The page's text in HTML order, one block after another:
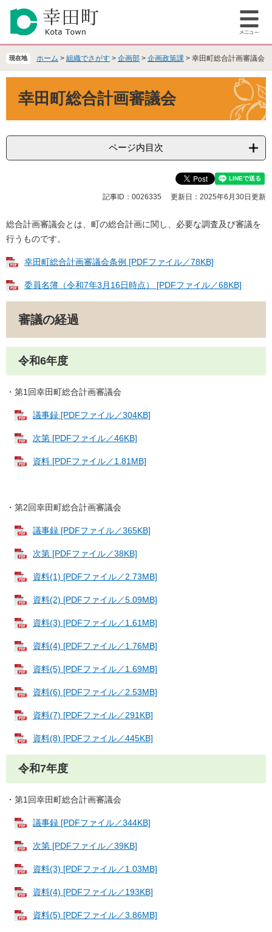
の
頭
ー
飛
本
文
メ
ー
現在地 ホーム > 組織でさがす > 企画部 > 企画政策課 > 幸田町総合計画審議会
幸田町総合計画審議会
ページ内目次
記事ID：0026335 更新日：2025年6月30日更新
総合計画審議会とは、町の総合計画に関し、必要な調査及び審議を
行うものです。
幸田町総合計画審議会条例 [PDFファイル／78KB]
委員名簿（令和7年3月16日時点） [PDFファイル／68KB]
審議の経過
令和6年度
・第1回幸田町総合計画審議会
議事録 [PDFファイル／304KB]
次第 [PDFファイル／46KB]
資料 [PDFファイル／1.81MB]
・第2回幸田町総合計画審議会
議事録 [PDFファイル／365KB]
次第 [PDFファイル／38KB]
資料(1) [PDFファイル／2.73MB]
資料(2) [PDFファイル／5.09MB]
資料(3) [PDFファイル／1.61MB]
資料(4) [PDFファイル／1.76MB]
資料(5) [PDFファイル／1.69MB]
資料(6) [PDFファイル／2.53MB]
資料(7) [PDFファイル／291KB]
資料(8) [PDFファイル／445KB]
令和7年度
・第1回幸田町総合計画審議会
議事録 [PDFファイル／344KB]
次第 [PDFファイル／39KB]
資料(3) [PDFファイル／1.03MB]
資料(4) [PDFファイル／193KB]
資料(5) [PDFファイル／3.86MB]